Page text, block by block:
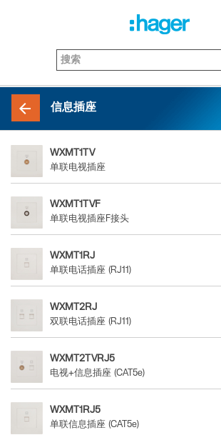
信息插座
WXMT1TV
单联电视插座
WXMT1TVF
单联电视插座F接头
WXMT1RJ
单联电话插座 (RJ11)
WXMT2RJ
双联电话插座 (RJ11)
WXMT2TVRJ5
电视+信息插座 (CAT5e)
WXMT1RJ5
单联信息插座 (CAT5e)